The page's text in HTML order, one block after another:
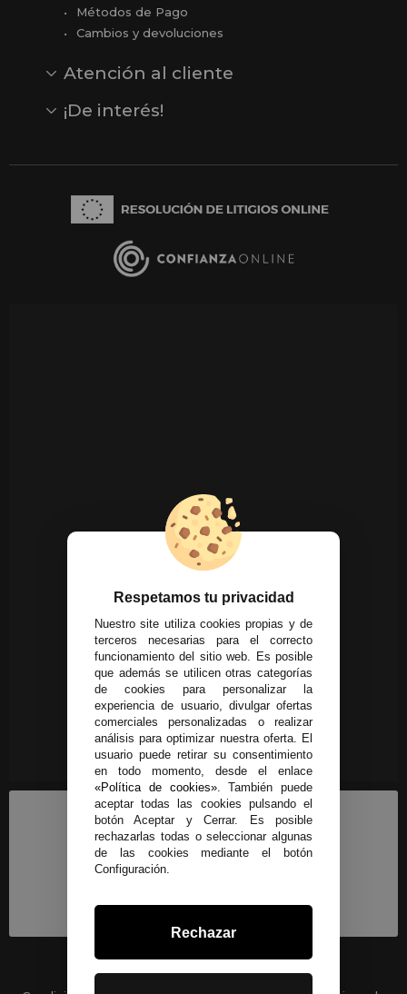
Métodos de Pago
Cambios y devoluciones
Atención al cliente
Opiniones
Reseñas en Google
¡De interés!
Respetamos tu privacidad
Nuestro site utiliza cookies propias y de
terceros necesarias para el correcto
funcionamiento del sitio web. Es posible
que además se utilicen otras categorías
de cookies para personalizar la
experiencia de usuario, divulgar ofertas
comerciales personalizadas o realizar
análisis para optimizar nuestra oferta. El
usuario puede retirar su consentimiento
en todo momento, desde el enlace
«Política de cookies». También puede
aceptar todas las cookies pulsando el
botón Aceptar y Cerrar. Es posible
rechazarlas todas o seleccionar algunas
de las cookies mediante el botón
Configuración.
Rechazar